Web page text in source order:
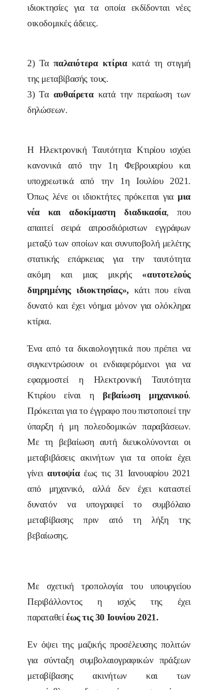
ιδιοκτησίες για τα οποία εκδίδονται νέες
οικοδομικές άδειες.
2) Ταπαλαιότερα κτίριακατά τη στιγμή
της μεταβίβασής τους.
3) Τα αυθαίρετακατά την περαίωση των
δηλώσεων.
Η Ηλεκτρονική Ταυτότητα Κτιρίου ισχύει
κανονικά από την 1η Φεβρουαρίου και
υποχρεωτικά από την 1η Ιουλίου 2021.
Όπως λένε οι ιδιοκτήτες πρόκειται γιαμια
νέα και αδοκίμαστη διαδικασία, που
απαιτεί σειρά απροσδιόριστων εγγράφων
μεταξύ των οποίων και συνυποβολή μελέτης
στατικής επάρκειας για την ταυτότητα
ακόμη και μιας μικρής «αυτοτελούς
διηρημένης ιδιοκτησίας», κάτι που είναι
δυνατό και έχει νόημα μόνον για ολόκληρα
κτίρια.
Ένα από τα δικαιολογητικά που πρέπει να
συγκεντρώσουν οι ενδιαφερόμενοι για να
εφαρμοστεί η Ηλεκτρονική Ταυτότητα
Κτιρίου είναι η βεβαίωση μηχανικού.
Πρόκειται για το έγγραφο που πιστοποιεί την
ύπαρξη ή μη πολεοδομικών παραβάσεων.
Με τη βεβαίωση αυτή διευκολύνονται οι
μεταβιβάσεις ακινήτων για τα οποία έχει
γίνει αυτοψίαέως τις 31 Ιανουαρίου 2021
από μηχανικό, αλλά δεν έχει καταστεί
δυνατόν να υπογραφεί το συμβόλαιο
μεταβίβασης πριν από τη λήξη της
βεβαίωσης.
Με σχετική τροπολογία του υπουργείου
Περιβάλλοντος η ισχύς της έχει
παραταθεί έως τις 30 Ιουνίου 2021.
Εν όψει της μαζικής προσέλευσης πολιτών
για σύνταξη συμβολαιογραφικών πράξεων
μεταβίβασης ακινήτων και των